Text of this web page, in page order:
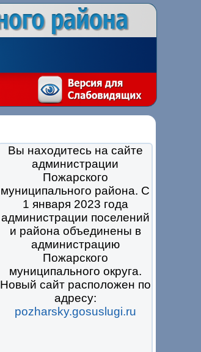
Вы находитесь на сайте
администрации
Пожарского
муниципального района. С
1 января 2023 года
администрации поселений
и района объединены в
администрацию
Пожарского
муниципального округа.
Новый сайт расположен по
адресу:
pozharsky.gosuslugi.ru